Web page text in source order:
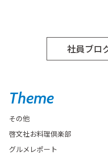
Theme
その他
啓文社お料理倶楽部
グルメレポート
社員ブロ